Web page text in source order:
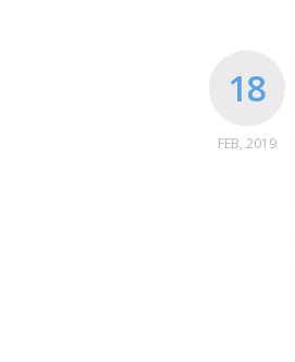
18
FEB, 2019